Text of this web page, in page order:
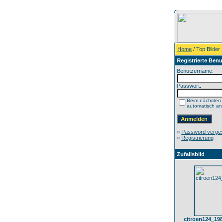
Home / Top Bilder
Registrierte
Benutzername:
Passwort:
Beim nächsten
automatisch
» Password
» Registrierung
Zufallsbild